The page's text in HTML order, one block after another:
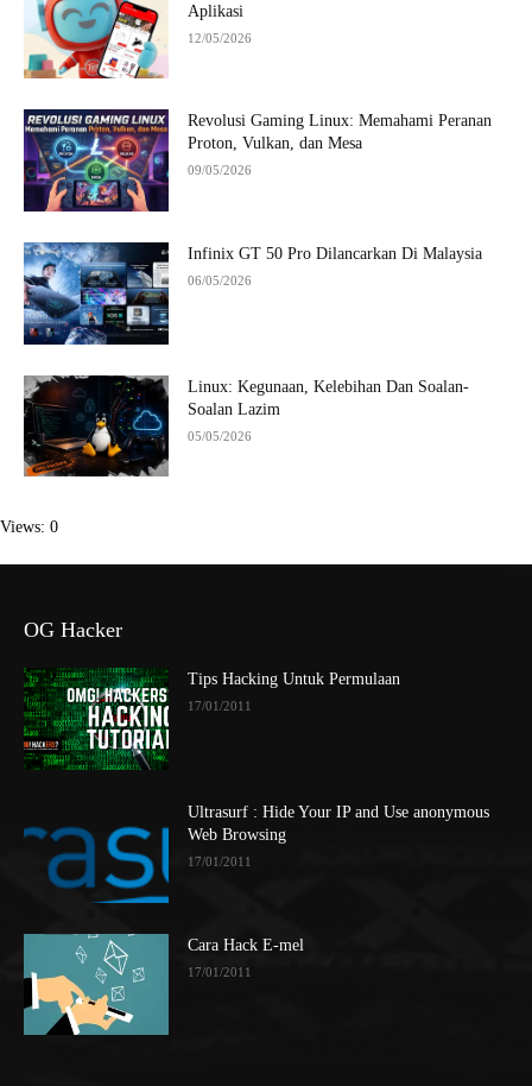
Aplikasi
12/05/2026
Revolusi Gaming Linux: Memahami Peranan
Proton, Vulkan, dan Mesa
09/05/2026
Infinix GT 50 Pro Dilancarkan Di Malaysia
06/05/2026
Linux: Kegunaan, Kelebihan Dan Soalan-
Soalan Lazim
05/05/2026
Views: 0
OG Hacker
Tips Hacking Untuk Permulaan
17/01/2011
Ultrasurf : Hide Your IP and Use anonymous
Web Browsing
17/01/2011
Cara Hack E-mel
17/01/2011